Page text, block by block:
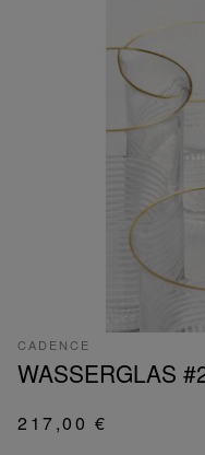
CADENCE
WASSERGLAS
217,00 €